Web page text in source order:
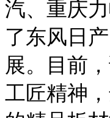
汽、重庆
了东风日
展。目前
工匠精神